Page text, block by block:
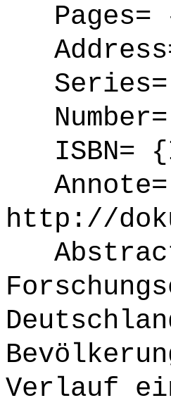
Pages=
Series=
ISBN=
Annote=
http://
Verlauf